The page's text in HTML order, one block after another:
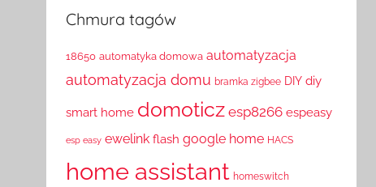
Chmura tagów
18650 automatyka domowa automatyzacja
automatyzacja domu bramka zigbee DIY diy
smart home domoticz esp8266 espeasy
esp easy ewelink flash google home HACS
home assistant homeswitch